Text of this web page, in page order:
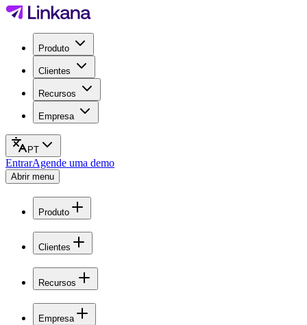
Produto
Clientes
Recursos
Empresa
PT
EntrarAgende uma demo
Abrir menu
Produto
Clientes
Recursos
Empresa